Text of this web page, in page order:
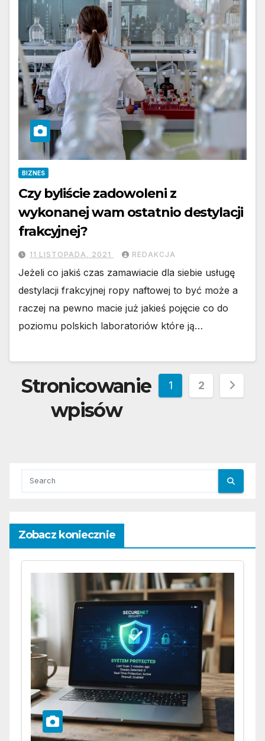
BIZNES
Czy byliście zadowoleni z
wykonanej wam ostatnio destylacji
frakcyjnej?
11 LISTOPADA, 2021 REDAKCJA
Jeżeli co jakiś czas zamawiacie dla siebie usługę
destylacji frakcyjnej ropy naftowej to być może a
raczej na pewno macie już jakieś pojęcie co do
poziomu polskich laboratoriów które ją…
Stronicowanie
wpisów
1 2
Zobacz koniecznie